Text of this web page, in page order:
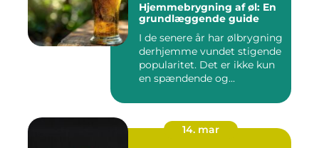
Hjemmebrygning af øl: En
grundlæggende guide
I de senere år har ølbrygning
derhjemme vundet stigende
popularitet. Det er ikke kun
en spændende og...
14. mar